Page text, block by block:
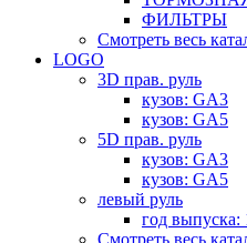
ФИЛЬТРЫ
Смотреть весь
LOGO
3D прав. руль
кузов: GA3
кузов: GA5
5D прав. руль
кузов: GA3
кузов: GA5
левый руль
год выпуска:
Смотреть весь